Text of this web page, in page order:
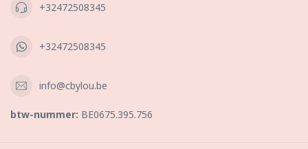
+32472508345
+32472508345
info@cbylou.be
btw-nummer: BE0675.395.756